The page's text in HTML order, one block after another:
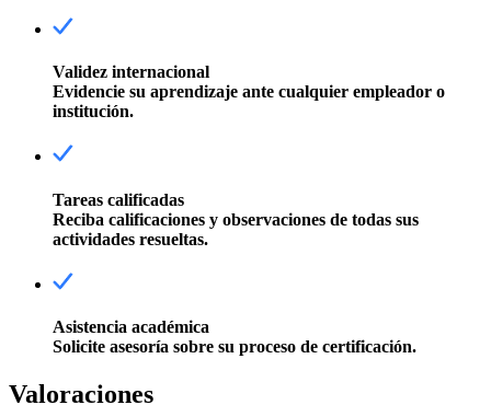
Validez internacional
Evidencie su aprendizaje ante cualquier empleador o
institución.
Tareas calificadas
Reciba calificaciones y observaciones de todas sus
actividades resueltas.
Asistencia académica
Solicite asesoría sobre su proceso de certificación.
Valoraciones